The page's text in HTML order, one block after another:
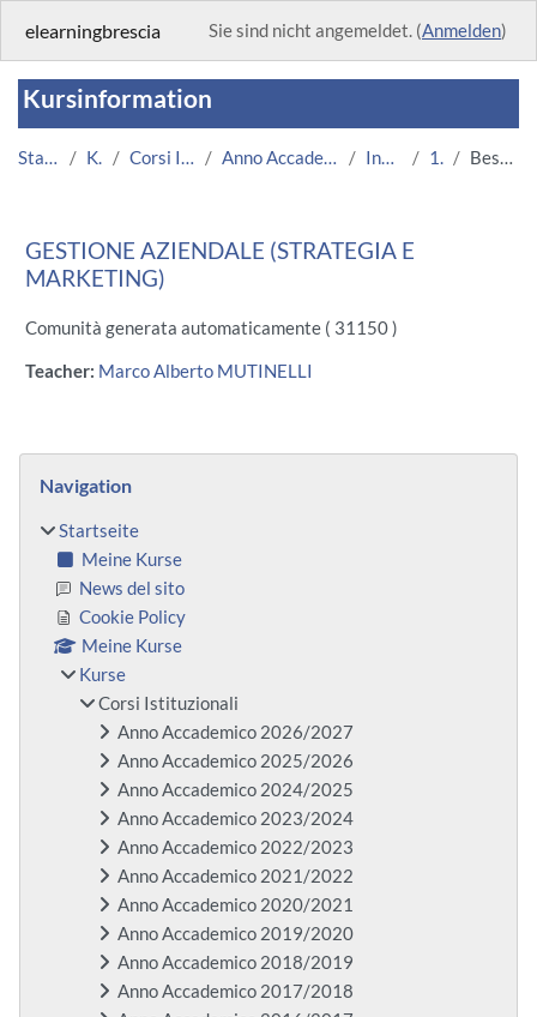
elearningbrescia Sie sind nicht angemeldet. (Anmelden)
Kursinformation
Startseite Kurse Corsi Istituzionali Anno Accademico 2013/2014 Ingegneria 1470 Beschreibung
GESTIONE AZIENDALE (STRATEGIA E
MARKETING)
Comunità generata automaticamente ( 31150 )
Teacher: Marco Alberto MUTINELLI
Blöcke
Navigation
Startseite
Meine Kurse
News del sito
Cookie Policy
Meine Kurse
Kurse
Corsi Istituzionali
Anno Accademico 2026/2027
Anno Accademico 2025/2026
Anno Accademico 2024/2025
Anno Accademico 2023/2024
Anno Accademico 2022/2023
Anno Accademico 2021/2022
Anno Accademico 2020/2021
Anno Accademico 2019/2020
Anno Accademico 2018/2019
Anno Accademico 2017/2018